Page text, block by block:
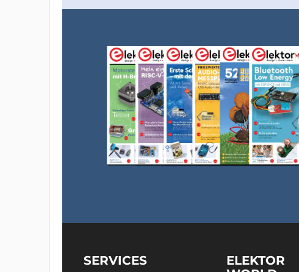
SERVICES
ELEKTOR